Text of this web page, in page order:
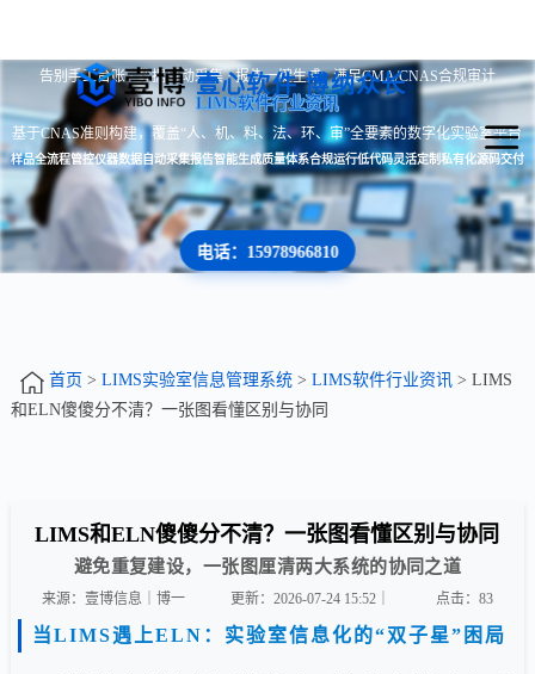
壹心软件 博纳众长
告别手工台账 · 数据自动采集 · 报告一键生成 · 满足CMA/CNAS合规审计
LIMS软件行业资讯
基于CNAS准则构建，覆盖“人、机、料、法、环、审”全要素的数字化实验室平台
样品全流程管控仪器数据自动采集报告智能生成质量体系合规运行低代码灵活定制私有化源码交付
电话：15978966810
首页 > LIMS实验室信息管理系统> LIMS软件行业资讯> LIMS
和ELN傻傻分不清？一张图看懂区别与协同
LIMS和ELN傻傻分不清？一张图看懂区别与协同
避免重复建设，一张图厘清两大系统的协同之道
来源：壹博信息｜博一 更新：2026-07-24 15:52｜ 点击：83
当LIMS遇上ELN：实验室信息化的“双子星”困局